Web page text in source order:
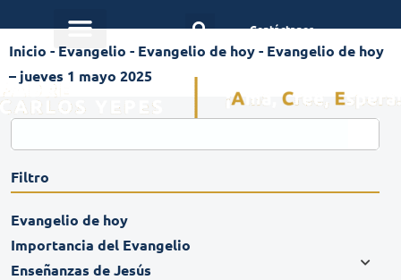
Contáctanos
Inicio - Evangelio - Evangelio de hoy- Evangelio de hoy
– jueves 1 mayo 2025
Filtro
Evangelio de hoy
Importancia del Evangelio
Enseñanzas de Jesús